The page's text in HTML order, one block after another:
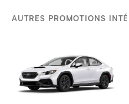
AUTRES PROMOTIONS